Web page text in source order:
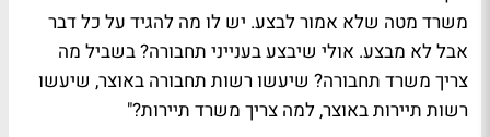
משרד מטה שלא אמור לבצע. יש לו מה להגיד על כל דבר
אבל לא מבצע. אולי שיבצע בענייני תחבורה? בשביל מה
צריך משרד תחבורה? שיעשו רשות תחבורה באוצר, שיעשו
רשות תיירות באוצר, למה צריך משרד תיירות?"